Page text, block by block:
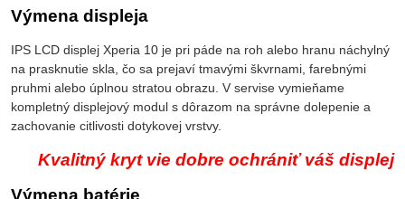
Výmena displeja
IPS LCD displej Xperia 10 je pri páde na roh alebo hranu náchylný
na prasknutie skla, čo sa prejaví tmavými škvrnami, farebnými
pruhmi alebo úplnou stratou obrazu. V servise vymieňame
kompletný displejový modul s dôrazom na správne dolepenie a
zachovanie citlivosti dotykovej vrstvy.
Kvalitný kryt vie dobre ochrániť váš displej
Výmena batérie